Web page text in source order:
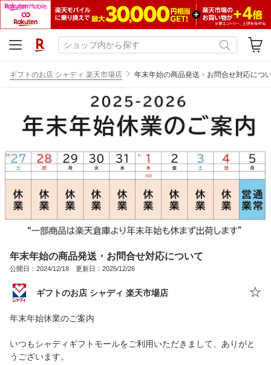
ギフトのお店 シャディ 楽天市場店 年末年始の商品発送・お問合せ対応につ
年末年始の商品発送・お問合せ対応について
公開日：2024/12/18 更新日：2025/12/26
ギフトのお店 シャディ 楽天市場店
年末年始休業のご案内
いつもシャディギフトモールをご利用いただきまして、ありがと
うございます。